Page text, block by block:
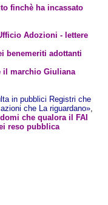
finchè ha incassato
Adozioni - lettere
benemeriti adottanti
il marchio Giuliana
in pubblici Registri che
che La riguardano»,
che qualora il FAI
reso pubblica